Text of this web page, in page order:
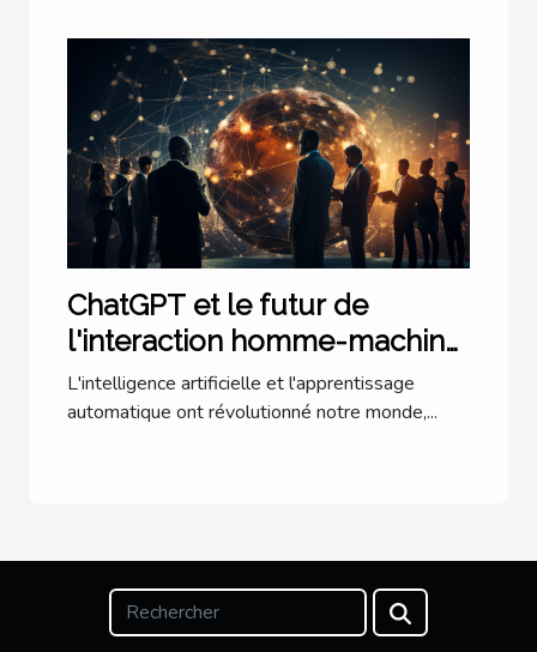
ChatGPT et le futur de
l'interaction homme-machine
: une perspective
internationale
L'intelligence artificielle et l'apprentissage
automatique ont révolutionné notre monde,...